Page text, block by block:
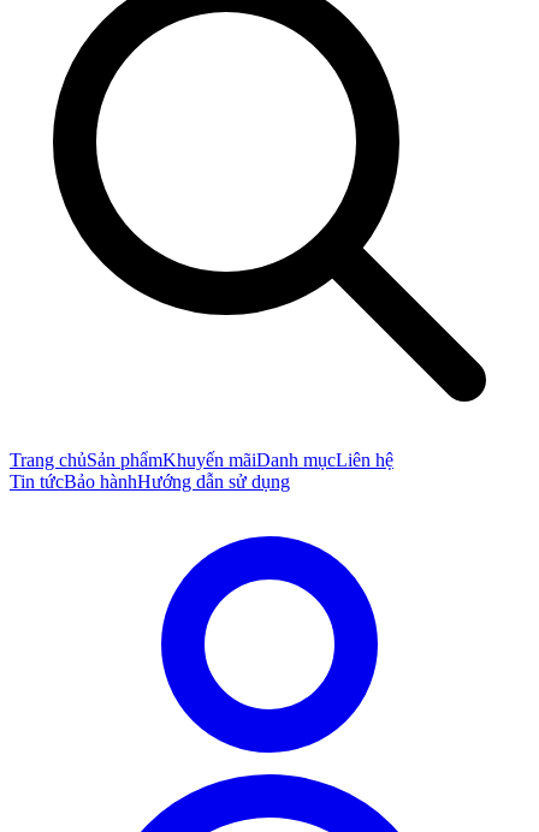
Trang chủSản phẩmKhuyến mãiDanh mụcLiên hệ
Tin tứcBảo hànhHướng dẫn sử dụng